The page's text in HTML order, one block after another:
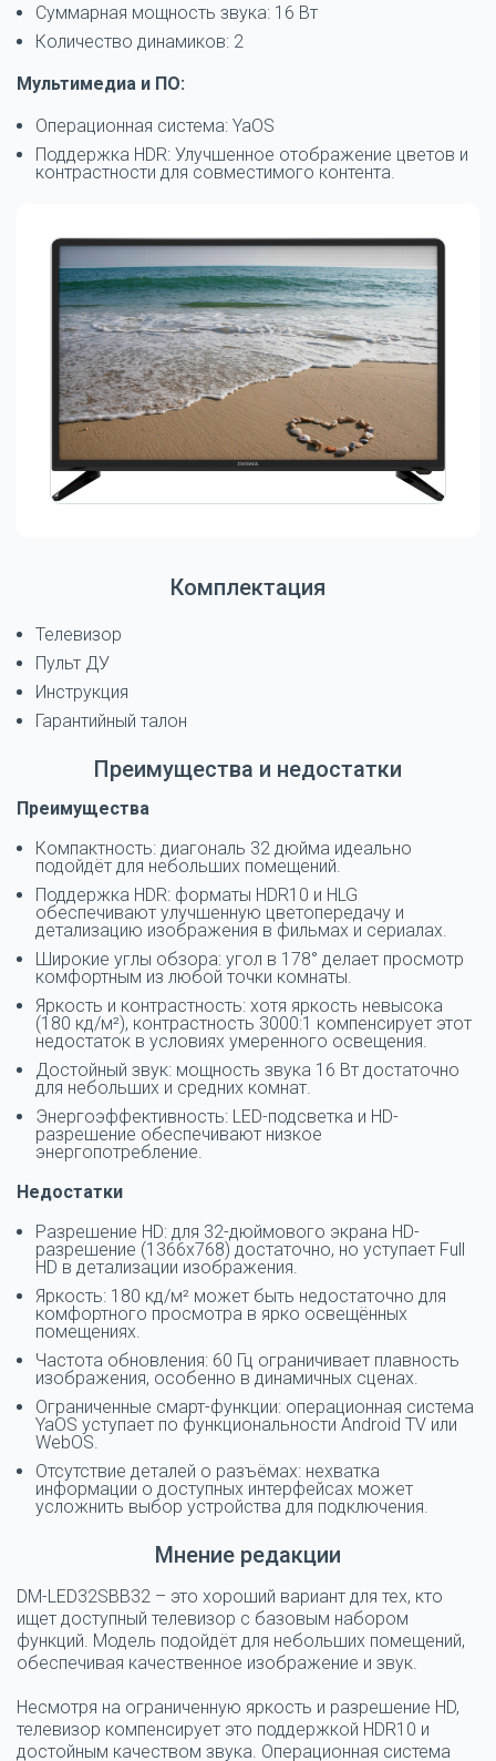
Суммарная мощность звука: 16 Вт
Количество динамиков: 2
Мультимедиа и ПО:
Операционная система: YaOS
Поддержка HDR: Улучшенное отображение цветов и
контрастности для совместимого контента.
Комплектация
Телевизор
Пульт ДУ
Инструкция
Гарантийный талон
Преимущества и недостатки
Преимущества
Компактность: диагональ 32 дюйма идеально
подойдёт для небольших помещений.
Поддержка HDR: форматы HDR10 и HLG
обеспечивают улучшенную цветопередачу и
детализацию изображения в фильмах и сериалах.
Широкие углы обзора: угол в 178° делает просмотр
комфортным из любой точки комнаты.
Яркость и контрастность: хотя яркость невысока
(180 кд/м²), контрастность 3000:1 компенсирует этот
недостаток в условиях умеренного освещения.
Достойный звук: мощность звука 16 Вт достаточно
для небольших и средних комнат.
Энергоэффективность: LED-подсветка и HD-
разрешение обеспечивают низкое
энергопотребление.
Недостатки
Разрешение HD: для 32-дюймового экрана HD-
разрешение (1366x768) достаточно, но уступает Full
HD в детализации изображения.
Яркость: 180 кд/м² может быть недостаточно для
комфортного просмотра в ярко освещённых
помещениях.
Частота обновления: 60 Гц ограничивает плавность
изображения, особенно в динамичных сценах.
Ограниченные смарт-функции: операционная система
YaOS уступает по функциональности Android TV или
WebOS.
Отсутствие деталей о разъёмах: нехватка
информации о доступных интерфейсах может
усложнить выбор устройства для подключения.
Мнение редакции
DM-LED32SBB32 – это хороший вариант для тех, кто
ищет доступный телевизор с базовым набором
функций. Модель подойдёт для небольших помещений,
обеспечивая качественное изображение и звук.
Несмотря на ограниченную яркость и разрешение HD,
телевизор компенсирует это поддержкой HDR10 и
достойным качеством звука. Операционная система